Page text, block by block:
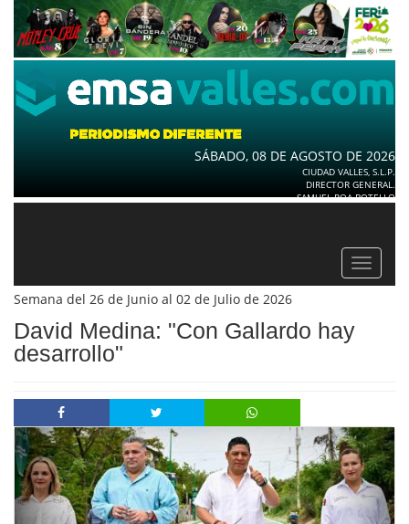
SÁBADO, 08 DE AGOSTO DE 2026
CIUDAD VALLES, S.L.P.
DIRECTOR GENERAL.
SAMUEL ROA BOTELLO
Toggle
Semana del 26 de Junio al 02 de Julio de 2026
David Medina: "Con Gallardo hay
desarrollo"